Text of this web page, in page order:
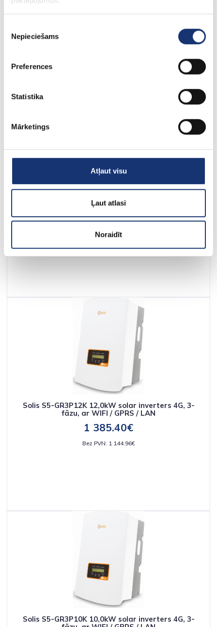
izvēle
Nepieciešams
Preferences
Statistika
Mārketings
Atļaut visu
Ļaut atlasi
Noraidīt
Bez PVN: 1 384.89€
Solis S5-GR3P15K 15,0kW solar inverters 4G, 3-
fāzu, ar WIFI / GPRS / LAN
1 457.85€
Solis S5-GR3P12K 12,0kW solar inverters 4G, 3-
fāzu, ar WIFI / GPRS / LAN
1 385.40€
Bez PVN: 1 144.96€
Solis S5-GR3P10K 10,0kW solar inverters 4G, 3-